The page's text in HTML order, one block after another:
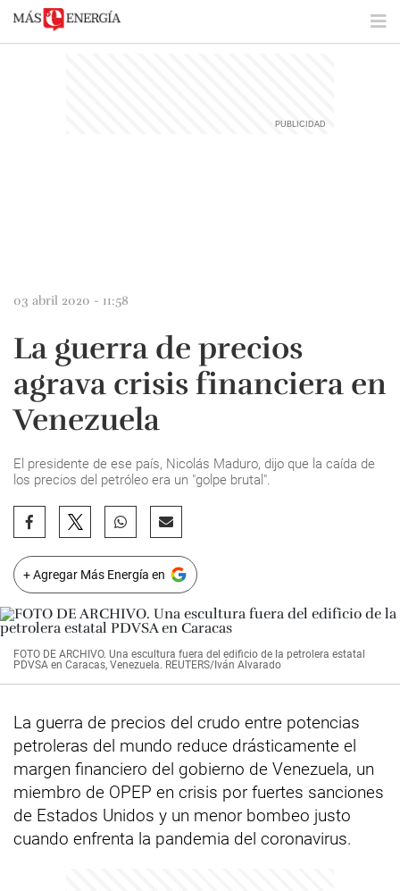
03 abril 2020 - 11:58
La guerra de precios
agrava crisis financiera en
Venezuela
El presidente de ese país, Nicolás Maduro, dijo que la caída de
los precios del petróleo era un "golpe brutal".
+ Agregar Más Energía en
FOTO DE ARCHIVO. Una escultura fuera del edificio de la petrolera estatal
PDVSA en Caracas, Venezuela. REUTERS/Iván Alvarado
La guerra de precios del crudo entre potencias
petroleras del mundo reduce drásticamente el
margen financiero del gobierno de Venezuela, un
miembro de OPEP en crisis por fuertes sanciones
de Estados Unidos y un menor bombeo justo
cuando enfrenta la pandemia del coronavirus.